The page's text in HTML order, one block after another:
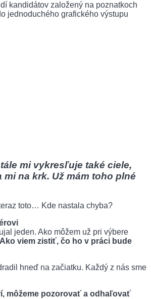
kandidátov založený na poznatkoch
jednoduchého grafického výstupu
mi vykresľuje také ciele,
na krk. Už mám toho plné
toto… Kde nastala chyba?
jeden. Ako môžem už pri výbere
Ako viem zistiť, čo ho v práci bude
hneď na začiatku. Každý z nás sme
môžeme pozorovať a odhaľovať